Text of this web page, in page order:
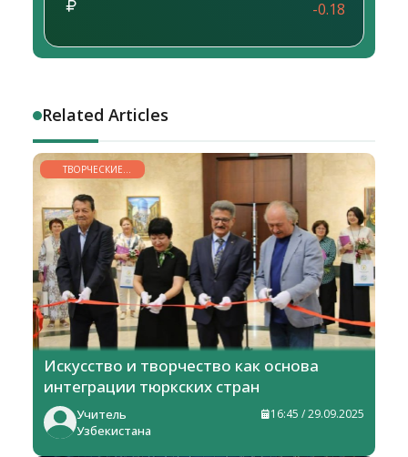
-0.18
Related Articles
ТВОРЧЕСКИЕ
ГОРИЗОНТЫ
Искусство и творчество как основа
интеграции тюркских стран
Учитель
Узбекистана
16:45 / 29.09.2025